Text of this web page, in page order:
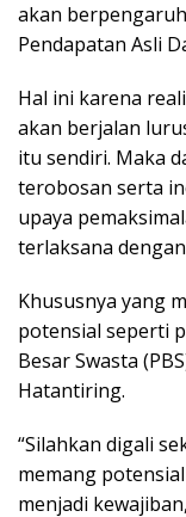
akan
Pendapatan Asli
Hal ini karena
akan berjalan
itu sendiri. Maka
terobosan serta
upaya
terlaksana
Khususnya yang
potensial seperti
Besar Swasta
Hatantiring.
“Silahkan digali
memang
menjadi